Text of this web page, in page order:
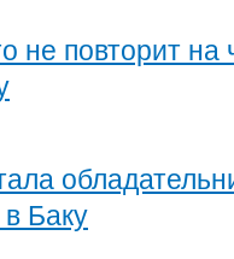
не повторит
Баку